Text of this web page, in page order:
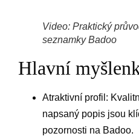
Video: Praktický
seznamky Badoo
Hlavní
Atraktivní profil:
napsaný popis jsou
pozornosti na Badoo.